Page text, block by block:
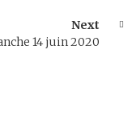
Next
14 juin 2020